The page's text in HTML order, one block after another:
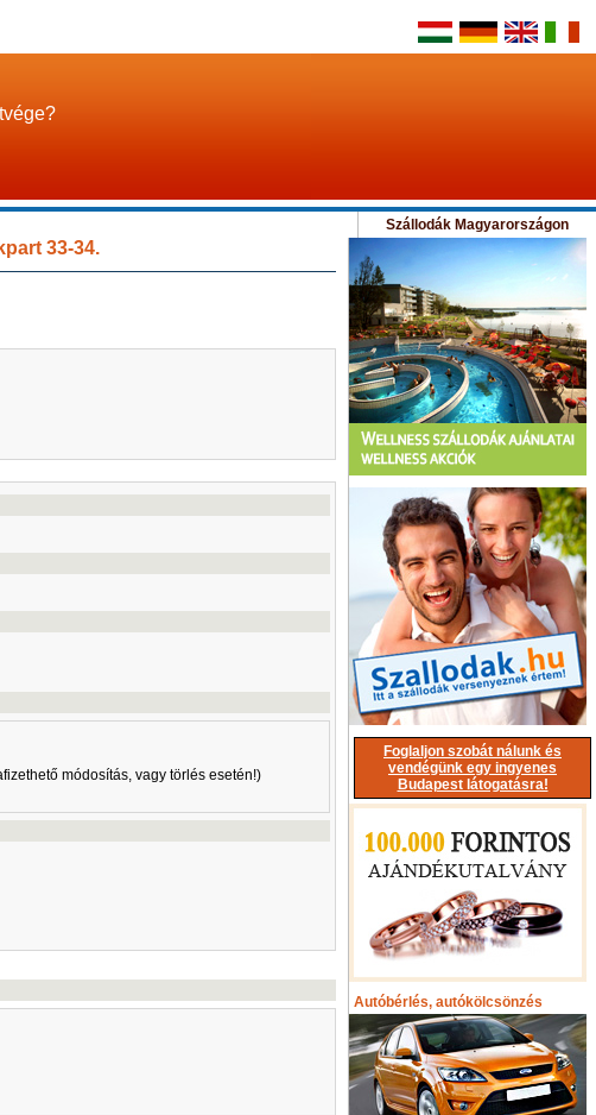
Szállodák Magyarországon
33-34.
módosítás, vagy törlés esetén!)
Foglaljon szobát nálunk és
vendégünk egy ingyenes
Budapest látogatásra!
Autóbérlés, autókölcsönzés